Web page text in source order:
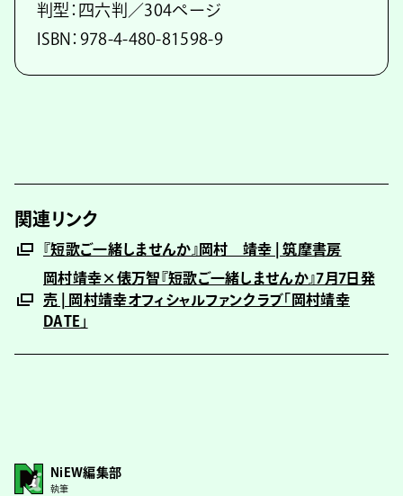
判型：四六判／304ページ
ISBN：978-4-480-81598-9
関連リンク
『短歌ご一緒しませんか』岡村 靖幸 | 筑摩書房
岡村靖幸×俵万智『短歌ご一緒しませんか』7月7日発
売 | 岡村靖幸オフィシャルファンクラブ「岡村靖幸
DATE」
NiEW編集部
執筆